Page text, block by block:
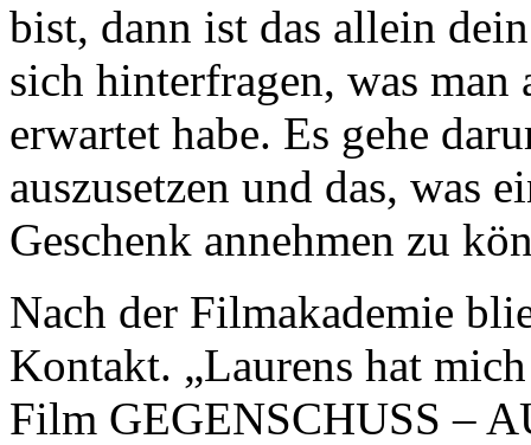
bist, dann ist das allein
sich hinterfragen, was
erwartet habe. Es gehe
auszusetzen und das, was
Geschenk annehmen zu
Nach der Filmakademie
Kontakt. „Laurens hat
Film GEGENSCHUSS –